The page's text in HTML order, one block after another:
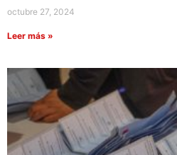
octubre 27, 2024
Leer más »